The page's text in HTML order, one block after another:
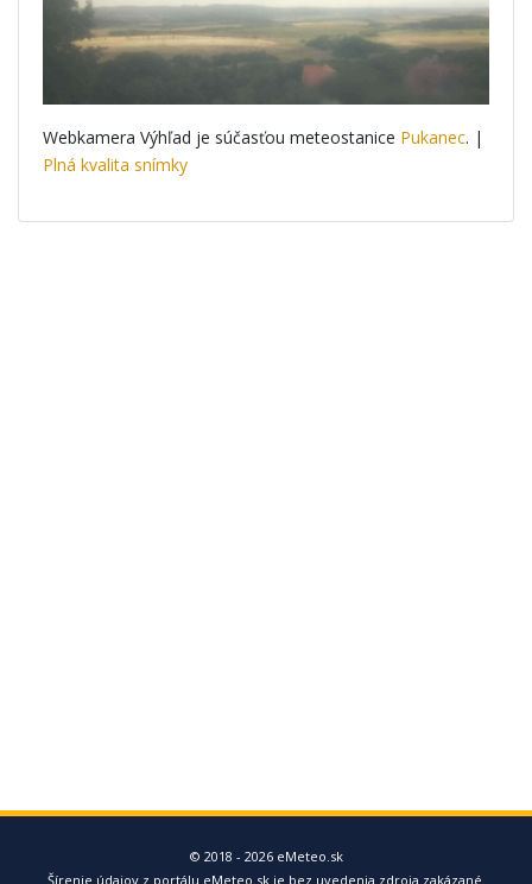
Webkamera Výhľad je súčasťou meteostanice Pukanec. |
Plná kvalita snímky
© 2018 - 2026 eMeteo.sk
Šírenie údajov z portálu eMeteo.sk je bez uvedenia zdroja zakázané.